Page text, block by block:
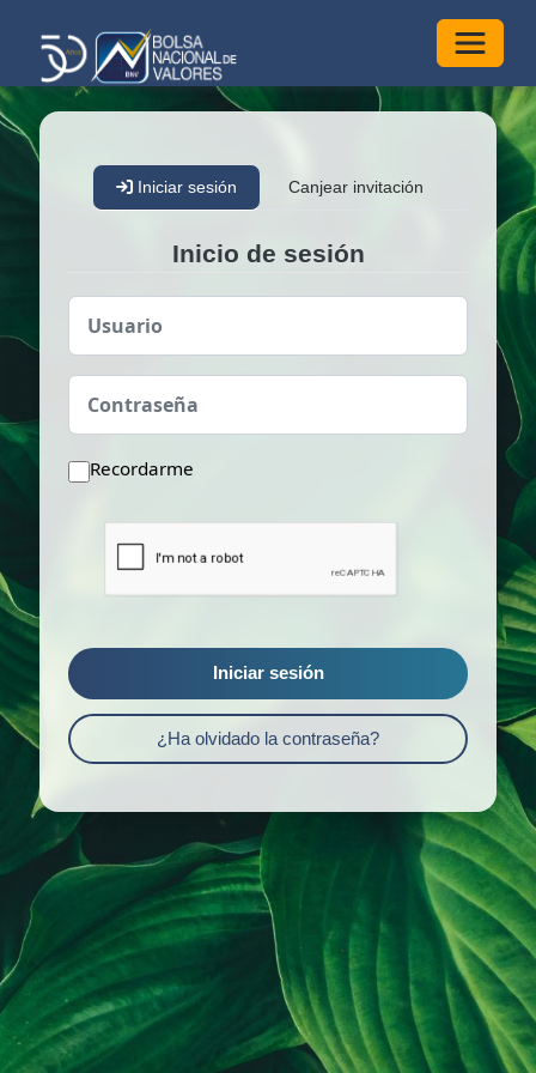
Iniciar sesión Canjear invitación
Inicio de sesión
Usuario
Contraseña
Recordarme
Iniciar sesión
¿Ha olvidado la contraseña?